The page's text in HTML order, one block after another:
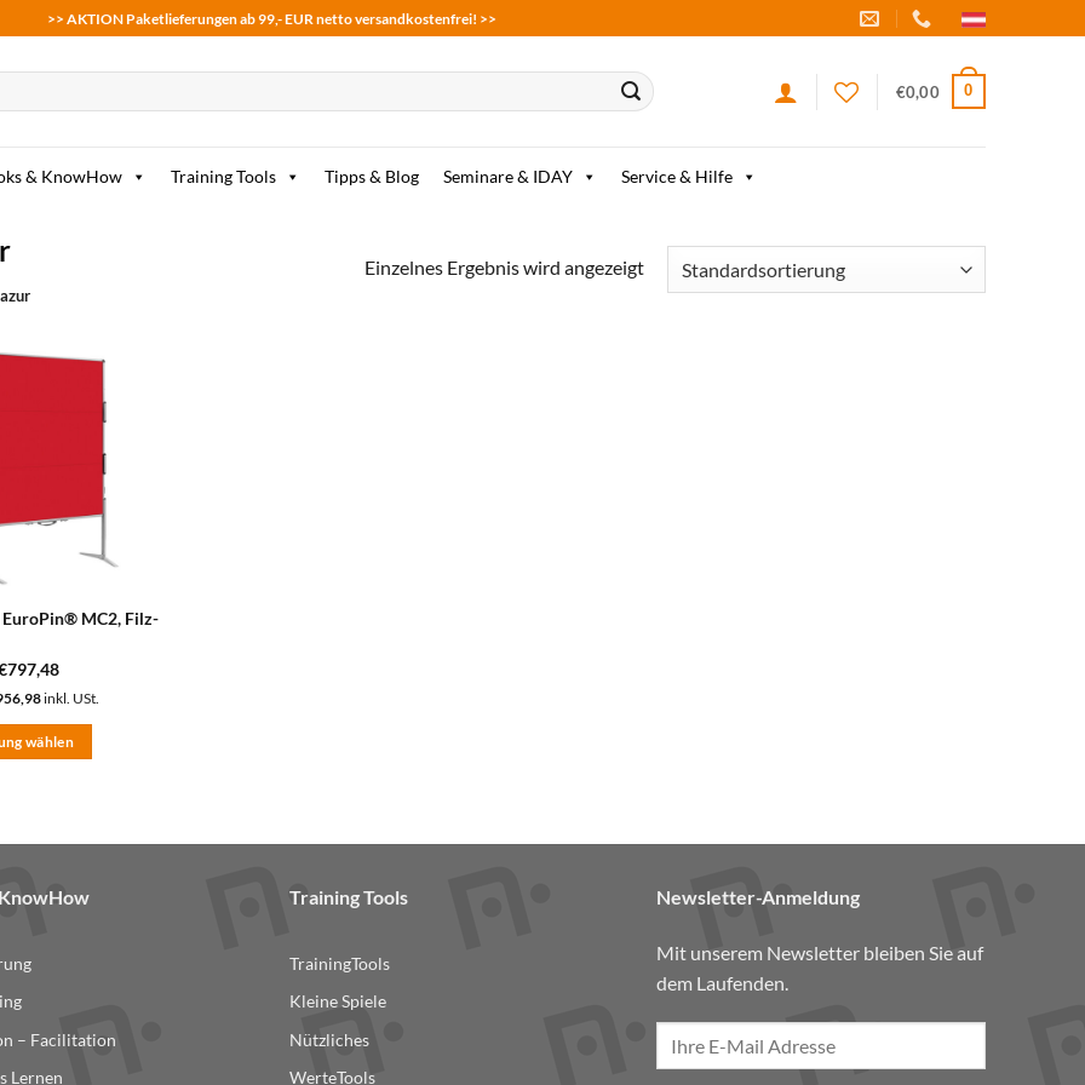
>> AKTION Paketlieferungen ab 99,- EUR netto versandkostenfrei! >>
€0,00 0
& KnowHow Training Tools Tipps & Blog Seminare & IDAY Service & Hilfe
Einzelnes Ergebnis wird angezeigt
Merkzettel
MC2, Filz-
797,48
inkl. USt.
wählen
– Facilitation
Lernen
Training Tools
TrainingTools
Kleine Spiele
Nützliches
WerteTools
Newsletter-Anmeldung
Mit unserem Newsletter bleiben Sie auf
dem Laufenden.